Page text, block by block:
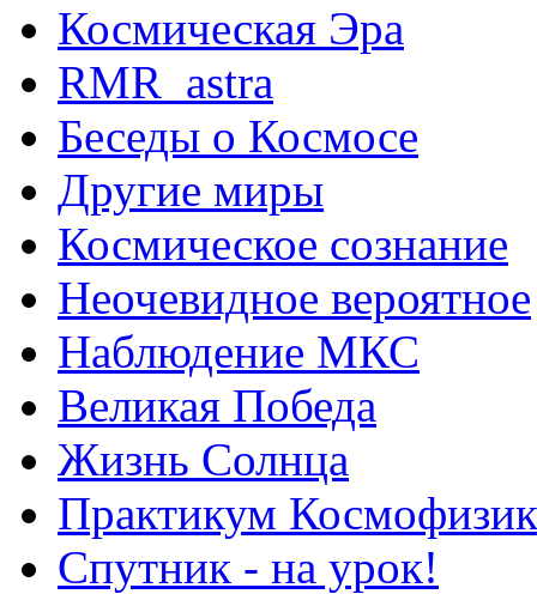
Космическая Эра
RMR_astra
Беседы о Космосе
Другие миры
Космическое сознание
Неочевидное вероятное
Наблюдение МКС
Великая Победа
Жизнь Солнца
Практикум
Спутник - на урок!